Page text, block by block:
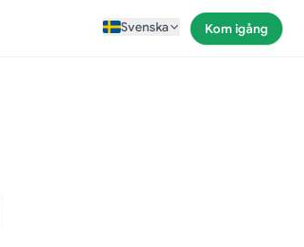
Svenska Kom igång